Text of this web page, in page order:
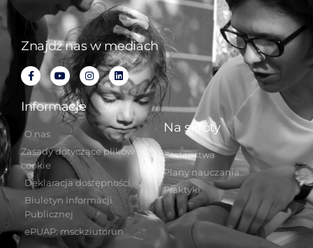
Znajdź nas w mediach
Informacje
O nas
Zasady dotyczące plików
cookie
Deklaracja dostępności
Biuletyn Informacji
Publicznej
ePUAP: msckziutorun
Na skróty
Zastępstwa
Plany nauczania
Praktyki